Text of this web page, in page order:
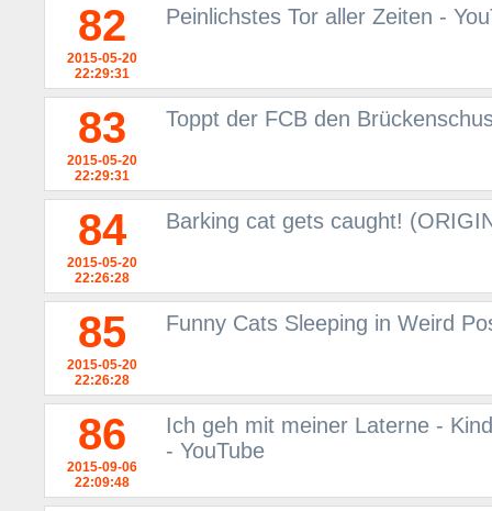
82
2015-05-20
22:29:31
Peinlichstes Tor aller Zeiten -
83
2015-05-20
22:29:31
Toppt der FCB den
84
2015-05-20
22:26:28
Barking cat gets caught!
85
2015-05-20
22:26:28
Funny Cats Sleeping in Weird
86
2015-09-06
22:09:48
Ich geh mit meiner Laterne -
- YouTube